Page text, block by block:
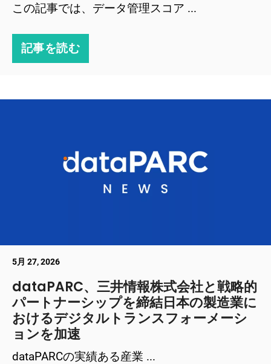
この記事では、データ管理スコア ...
記事を読む
5月 27, 2026
dataPARC、三井情報株式会社と戦略的
パートナーシップを締結日本の製造業に
おけるデジタルトランスフォーメーシ
ョンを加速
dataPARCの実績ある産業 ...